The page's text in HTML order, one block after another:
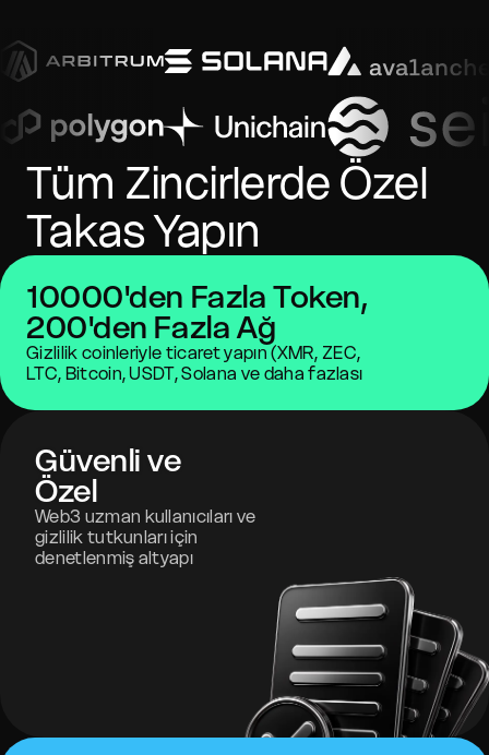
Tüm Zincirlerde Özel
Takas Yapın
10000'den Fazla Token,
200'den Fazla Ağ
Gizlilik coinleriyle ticaret yapın (XMR, ZEC,
LTC, Bitcoin, USDT, Solana ve daha fazlası
Güvenli ve
Özel
Web3 uzman kullanıcıları ve
gizlilik tutkunları için
denetlenmiş altyapı